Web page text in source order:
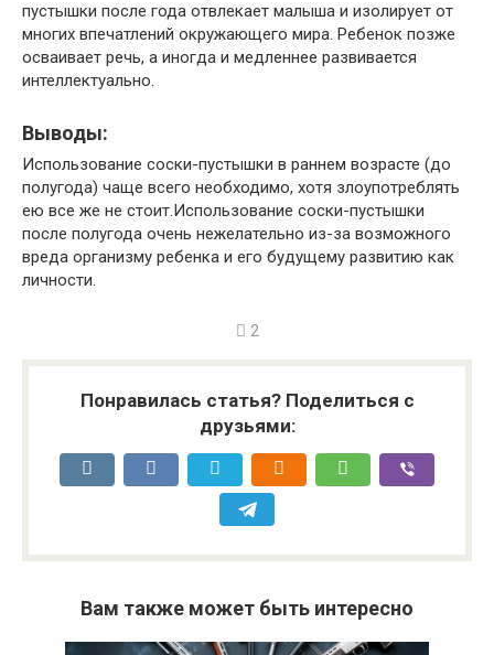
пустышки после года отвлекает малыша и изолирует от
многих впечатлений окружающего мира. Ребенок позже
осваивает речь, а иногда и медленнее развивается
интеллектуально.
Выводы:
Использование соски-пустышки в раннем возрасте (до
полугода) чаще всего необходимо, хотя злоупотреблять
ею все же не стоит.Использование соски-пустышки
после полугода очень нежелательно из-за возможного
вреда организму ребенка и его будущему развитию как
личности.
2
Понравилась статья? Поделиться с
друзьями:
Вам также может быть интересно